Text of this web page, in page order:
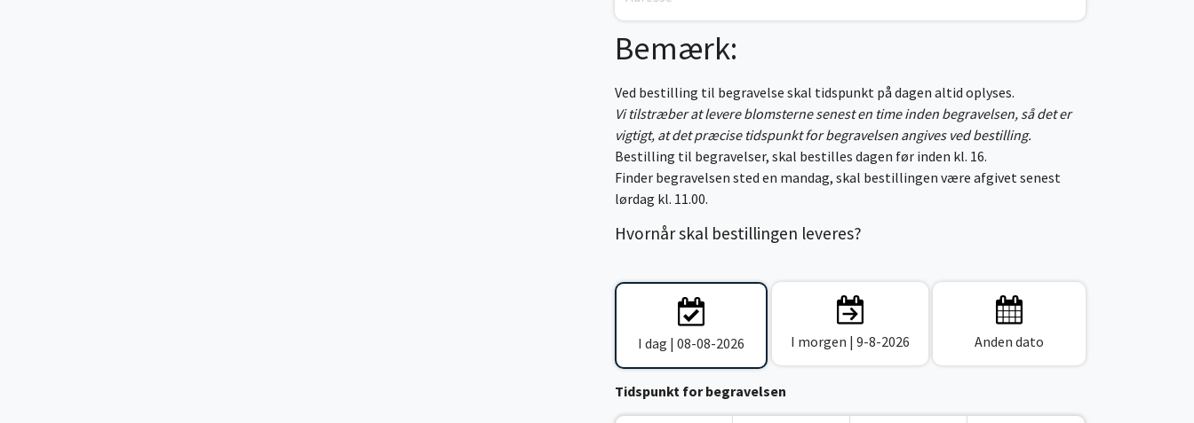
Bemærk:
Ved bestilling til begravelse skal tidspunkt på dagen altid oplyses.
Vi tilstræber at levere blomsterne senest en time inden begravelsen, så det er
vigtigt, at det præcise tidspunkt for begravelsen angives ved bestilling.
Bestilling til begravelser, skal bestilles dagen før inden kl. 16.
Finder begravelsen sted en mandag, skal bestillingen være afgivet senest
lørdag kl. 11.00.
Hvornår skal bestillingen leveres?
I dag | 08-08-2026 I morgen | 9-8-2026 Anden dato
Tidspunkt for begravelsen